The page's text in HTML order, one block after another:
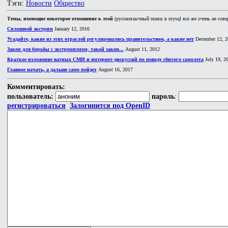
Тэги: Новости Общество
Темы, имеющие некоторое отношение к этой (русскоязычный поиск в mysql все же очень не
Сплошной экстрим January 12, 2016
Угадайте, какие из этих отраслей регулировались правительством, а какие нет December 12,
Закон для борьбы с экстремизмом, такой закон... August 11, 2012
Краткое изложение ватных СМИ и интернет-дискуссий по поводу сбитого самолета July 19,
Главное начать, а дальше само пойдет August 16, 2017
Комментировать:
пользователь:
пароль:
регистрироваться Залогинится под OpenID